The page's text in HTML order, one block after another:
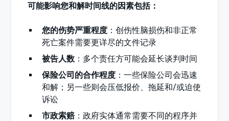
可能影响您和解时间线的因素包括：
您的伤势严重程度 ：创伤性脑损伤和非正常
死亡案件需要更详尽的文件记录
被告人数 ：多个责任方可能会延长谈判时间
保险公司的合作程度 ：一些保险公司会迅速
和解；另一些则会压低报价、拖延和/或迫使
诉讼
市政索赔：政府实体通常需要不同的程序并